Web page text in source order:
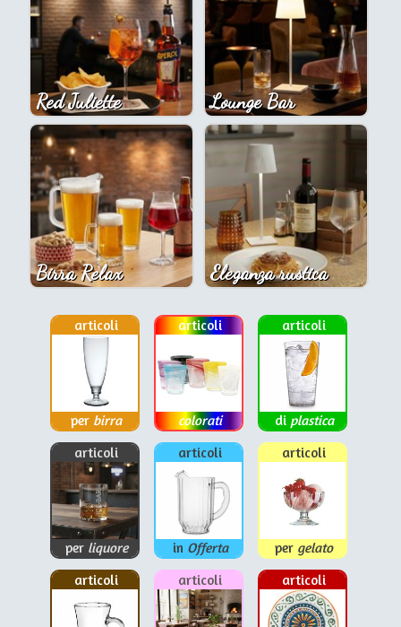
Red Juliette Lounge Bar
Birra Relax Eleganza rustica
articoli
per birra
articoli
colorati
articoli
di plastica
articoli
per liquore
articoli
in Offerta
articoli
per gelato
articoli
articoli articoli